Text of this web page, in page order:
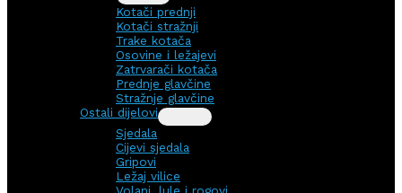
Kotači prednji
Kotači stražnji
Trake kotača
Osovine i ležajevi
Zatrvarači kotača
Prednje glavčine
Stražnje glavčine
Ostali dijelovi
Sjedala
Cijevi sjedala
Gripovi
Ležaj vilice